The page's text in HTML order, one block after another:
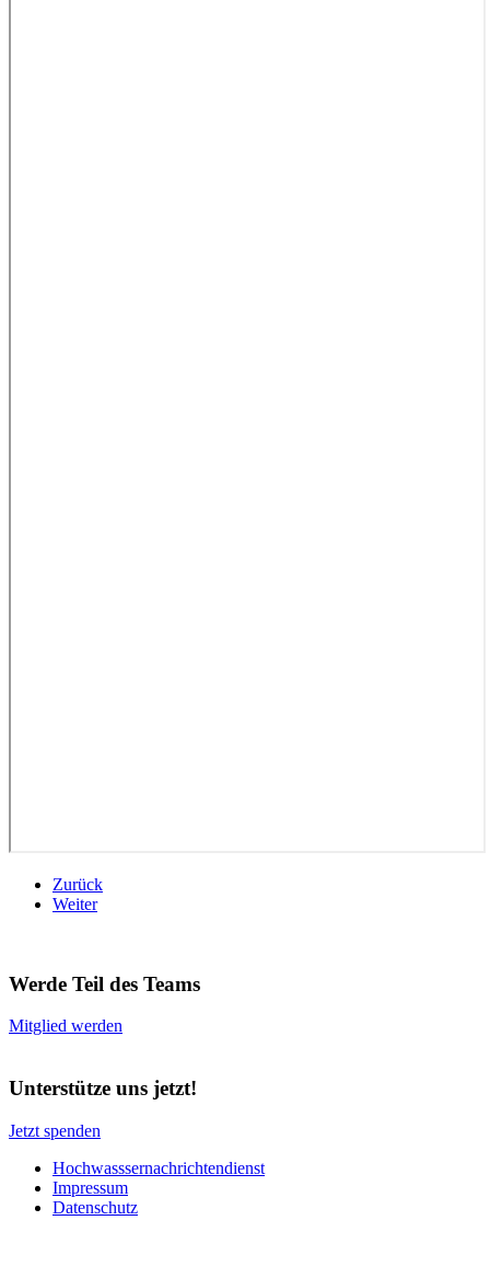
Zurück
Weiter
Werde Teil des Teams
Mitglied werden
Unterstütze uns jetzt!
Jetzt spenden
Hochwasssernachrichtendienst
Impressum
Datenschutz